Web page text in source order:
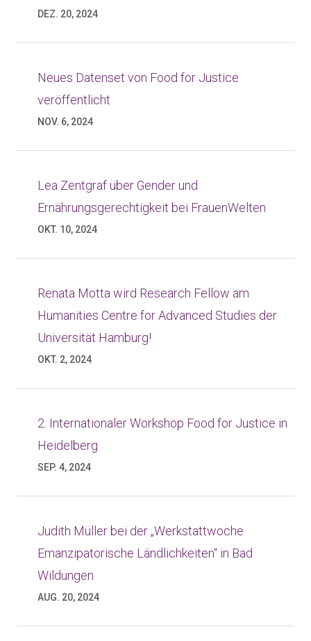
DEZ. 20, 2024
Neues Datenset von Food for Justice
veröffentlicht
NOV. 6, 2024
Lea Zentgraf über Gender und
Ernährungsgerechtigkeit bei FrauenWelten
OKT. 10, 2024
Renata Motta wird Research Fellow am
Humanities Centre for Advanced Studies der
Universität Hamburg!
OKT. 2, 2024
2. Internationaler Workshop Food for Justice in
Heidelberg
SEP. 4, 2024
Judith Müller bei der „Werkstattwoche
Emanzipatorische Ländlichkeiten“ in Bad
Wildungen
AUG. 20, 2024